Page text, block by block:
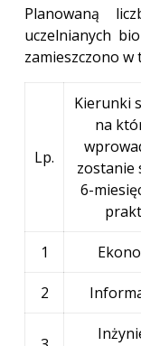
Planowaną
uczelnianych
zamieszczono w
Lp.
Kierunki
na
zostanie
6-
1
2